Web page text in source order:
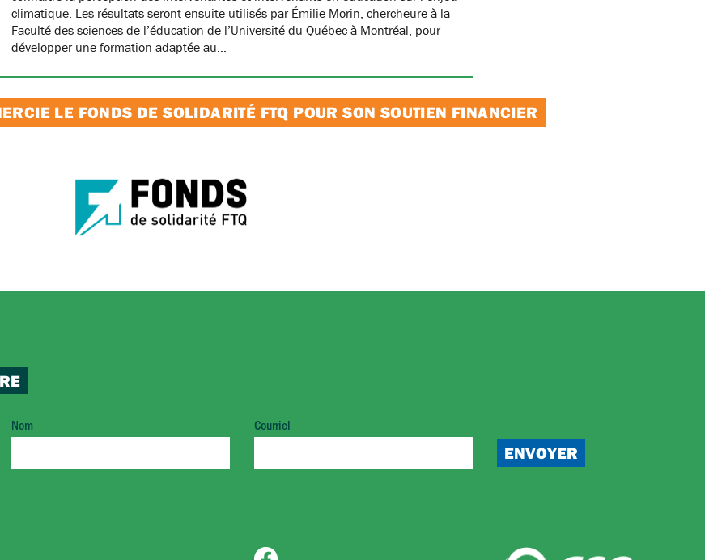
climatique. Les résultats seront ensuite utilisés par Émilie Morin, chercheure à la
Faculté des sciences de l’éducation de l’Université du Québec à Montréal, pour
développer une formation adaptée au…
LE FONDS DE SOLIDARITÉ FTQ POUR SON SOUTIEN FINANCIER
Nom Courriel